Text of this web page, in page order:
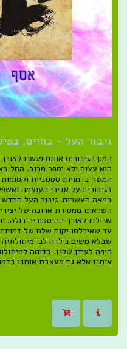
גיבור העל - בחיים,
המון הגיבורים אותם פגשנו
הוא עצום ולא יספר מרוב. החל
המשך בדמויות ססגוניות
בגיבורי העל אדירי העוצמה
במאה העשרים. גיבור העל החדש
השראתו ממסורת ארוכה של
שנולדו לאורך ההיסטוריה כולה.
עד שאיכלסו יקום שלם של
שבלא משים נולדה לנו
היפה לעידן שלנו. בדומה
אותנו אלא גם מעצבת אותנו בדמותה